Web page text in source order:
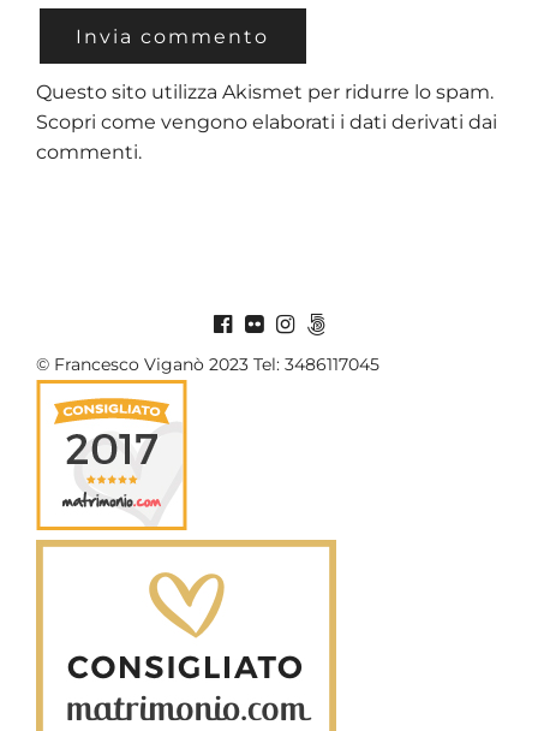
Questo sito utilizza Akismet per ridurre lo spam.
Scopri come vengono elaborati i dati derivati dai
commenti.
© Francesco Viganò 2023 Tel: 3486117045